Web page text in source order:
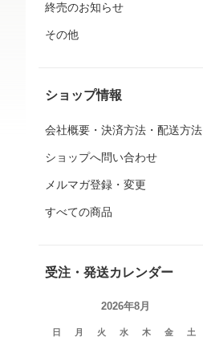
終売のお知らせ
その他
ショップ情報
会社概要・決済方法・配送方法
ショップへ問い合わせ
メルマガ登録・変更
すべての商品
受注・発送カレンダー
2026年8月
日 月 火 水 木 金 土